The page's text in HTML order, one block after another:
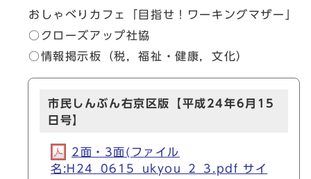
おしゃべりカフェ「目指せ！ワーキングマザー」
○クローズアップ社協
○情報掲示板（税，福祉・健康，文化）
市民しんぶん右京区版【平成24年6月15
日号】
2面・3面(ファイル
名:H24_0615_ukyou_2_3.pdf サイ